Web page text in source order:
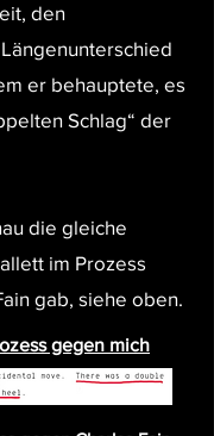
den
er behauptete, es
Schlag“ der
die gleiche
im Prozess
gab, siehe oben.
gegen mich